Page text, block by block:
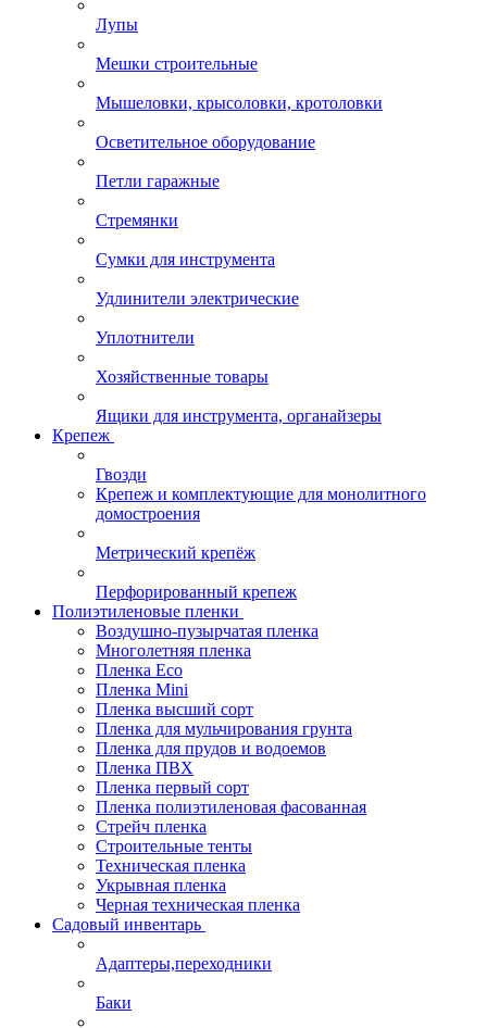
Лупы
Мешки строительные
Мышеловки, крысоловки, кротоловки
Осветительное оборудование
Петли гаражные
Стремянки
Сумки для инструмента
Удлинители электрические
Уплотнители
Хозяйственные товары
Ящики для инструмента, органайзеры
Крепеж
Гвозди
Крепеж и комплектующие для монолитного
домостроения
Метрический крепёж
Перфорированный крепеж
Полиэтиленовые пленки
Воздушно-пузырчатая пленка
Многолетняя пленка
Пленка Eco
Пленка Mini
Пленка высший сорт
Пленка для мульчирования грунта
Пленка для прудов и водоемов
Пленка ПВХ
Пленка первый сорт
Пленка полиэтиленовая фасованная
Стрейч пленка
Строительные тенты
Техническая пленка
Укрывная пленка
Черная техническая пленка
Садовый инвентарь
Адаптеры,переходники
Баки